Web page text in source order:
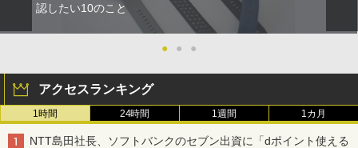
認したい10のこと
● ● ●
アクセスランキング
1時間 24時間 1週間 1カ月
NTT島田社長、ソフトバンクのセブン出資に「dポイント使える